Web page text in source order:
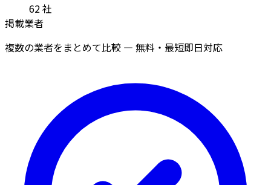
62社
掲載業者
複数の業者をまとめて比較 — 無料・最短即日対応